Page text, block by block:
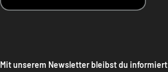
Mit unserem Newsletter bleibst du informiert